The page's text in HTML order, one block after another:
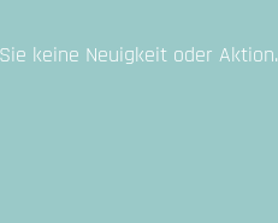
keine Neuigkeit oder Aktion.